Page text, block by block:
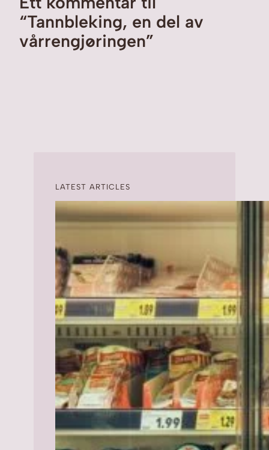
“Tannbleking, en del av
vårrengjøringen”
LATEST ARTICLES